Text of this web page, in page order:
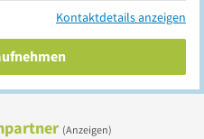
Kontaktdetails anzeigen
(Anzeigen)